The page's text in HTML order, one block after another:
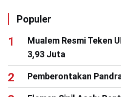
Populer
Mualem Resmi Teken
3,93 Juta
Pemberontakan